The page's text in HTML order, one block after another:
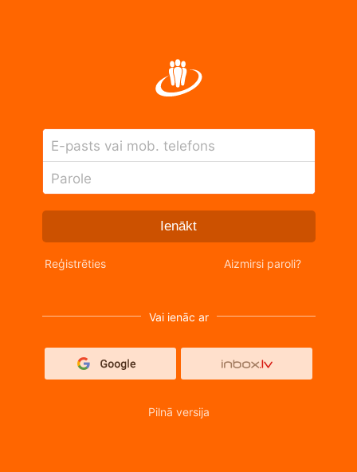
E-pasts vai mob. telefons
Parole
Ienākt
Reģistrēties Aizmirsi paroli?
Vai ienāc ar
Pilnā versija